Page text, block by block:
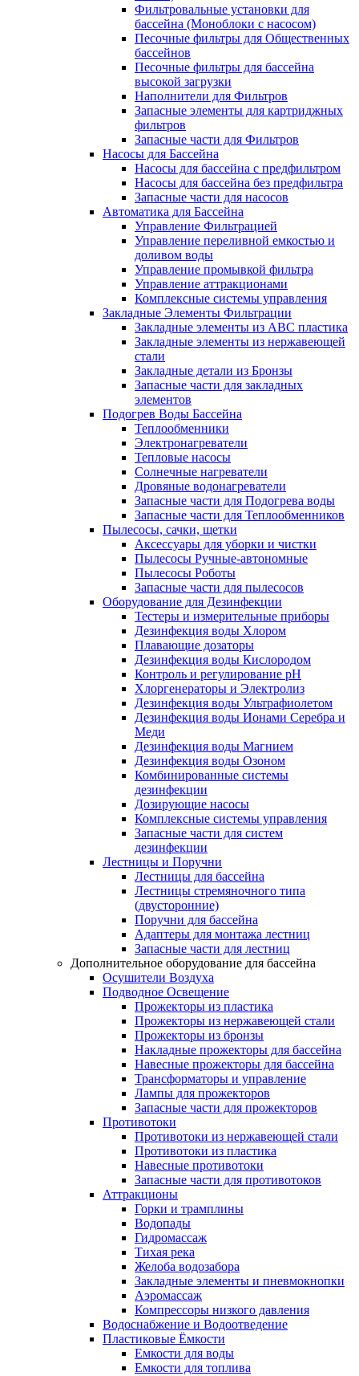
Фильтровальные установки для
бассейна (Моноблоки с насосом)
Песочные фильтры для Общественных
бассейнов
Песочные фильтры для бассейна
высокой загрузки
Наполнители для Фильтров
Запасные элементы для картриджных
фильтров
Запасные части для Фильтров
Насосы для Бассейна
Насосы для бассейна с предфильтром
Насосы для бассейна без предфильтра
Запасные части для насосов
Автоматика для Бассейна
Управление Фильтрацией
Управление переливной емкостью и
доливом воды
Управление промывкой фильтра
Управление аттракционами
Комплексные системы управления
Закладные Элементы Фильтрации
Закладные элементы из ABC пластика
Закладные элементы из нержавеющей
стали
Закладные детали из Бронзы
Запасные части для закладных
элементов
Подогрев Воды Бассейна
Теплообменники
Электронагреватели
Тепловые насосы
Солнечные нагреватели
Дровяные водонагреватели
Запасные части для Подогрева воды
Запасные части для Теплообменников
Пылесосы, сачки, щетки
Аксессуары для уборки и чистки
Пылесосы Ручные-автономные
Пылесосы Роботы
Запасные части для пылесосов
Оборудование для Дезинфекции
Тестеры и измерительные приборы
Дезинфекция воды Хлором
Плавающие дозаторы
Дезинфекция воды Кислородом
Контроль и регулирование рН
Хлоргенераторы и Электролиз
Дезинфекция воды Ультрафиолетом
Дезинфекция воды Ионами Серебра и
Меди
Дезинфекция воды Магнием
Дезинфекция воды Озоном
Комбинированные системы
дезинфекции
Дозирующие насосы
Комплексные системы управления
Запасные части для систем
дезинфекции
Лестницы и Поручни
Лестницы для бассейна
Лестницы стремяночного типа
(двусторонние)
Поручни для бассейна
Адаптеры для монтажа лестниц
Запасные части для лестниц
Дополнительное оборудование для бассейна
Осушители Воздуха
Подводное Освещение
Прожекторы из пластика
Прожекторы из нержавеющей стали
Прожекторы из бронзы
Накладные прожекторы для бассейна
Навесные прожекторы для бассейна
Трансформаторы и управление
Лампы для прожекторов
Запасные части для прожекторов
Противотоки
Противотоки из нержавеющей стали
Противотоки из пластика
Навесные противотоки
Запасные части для противотоков
Аттракционы
Горки и трамплины
Водопады
Гидромассаж
Тихая река
Желоба водозабора
Закладные элементы и пневмокнопки
Аэромассаж
Компрессоры низкого давления
Водоснабжение и Водоотведение
Пластиковые Ёмкости
Емкости для воды
Емкости для топлива